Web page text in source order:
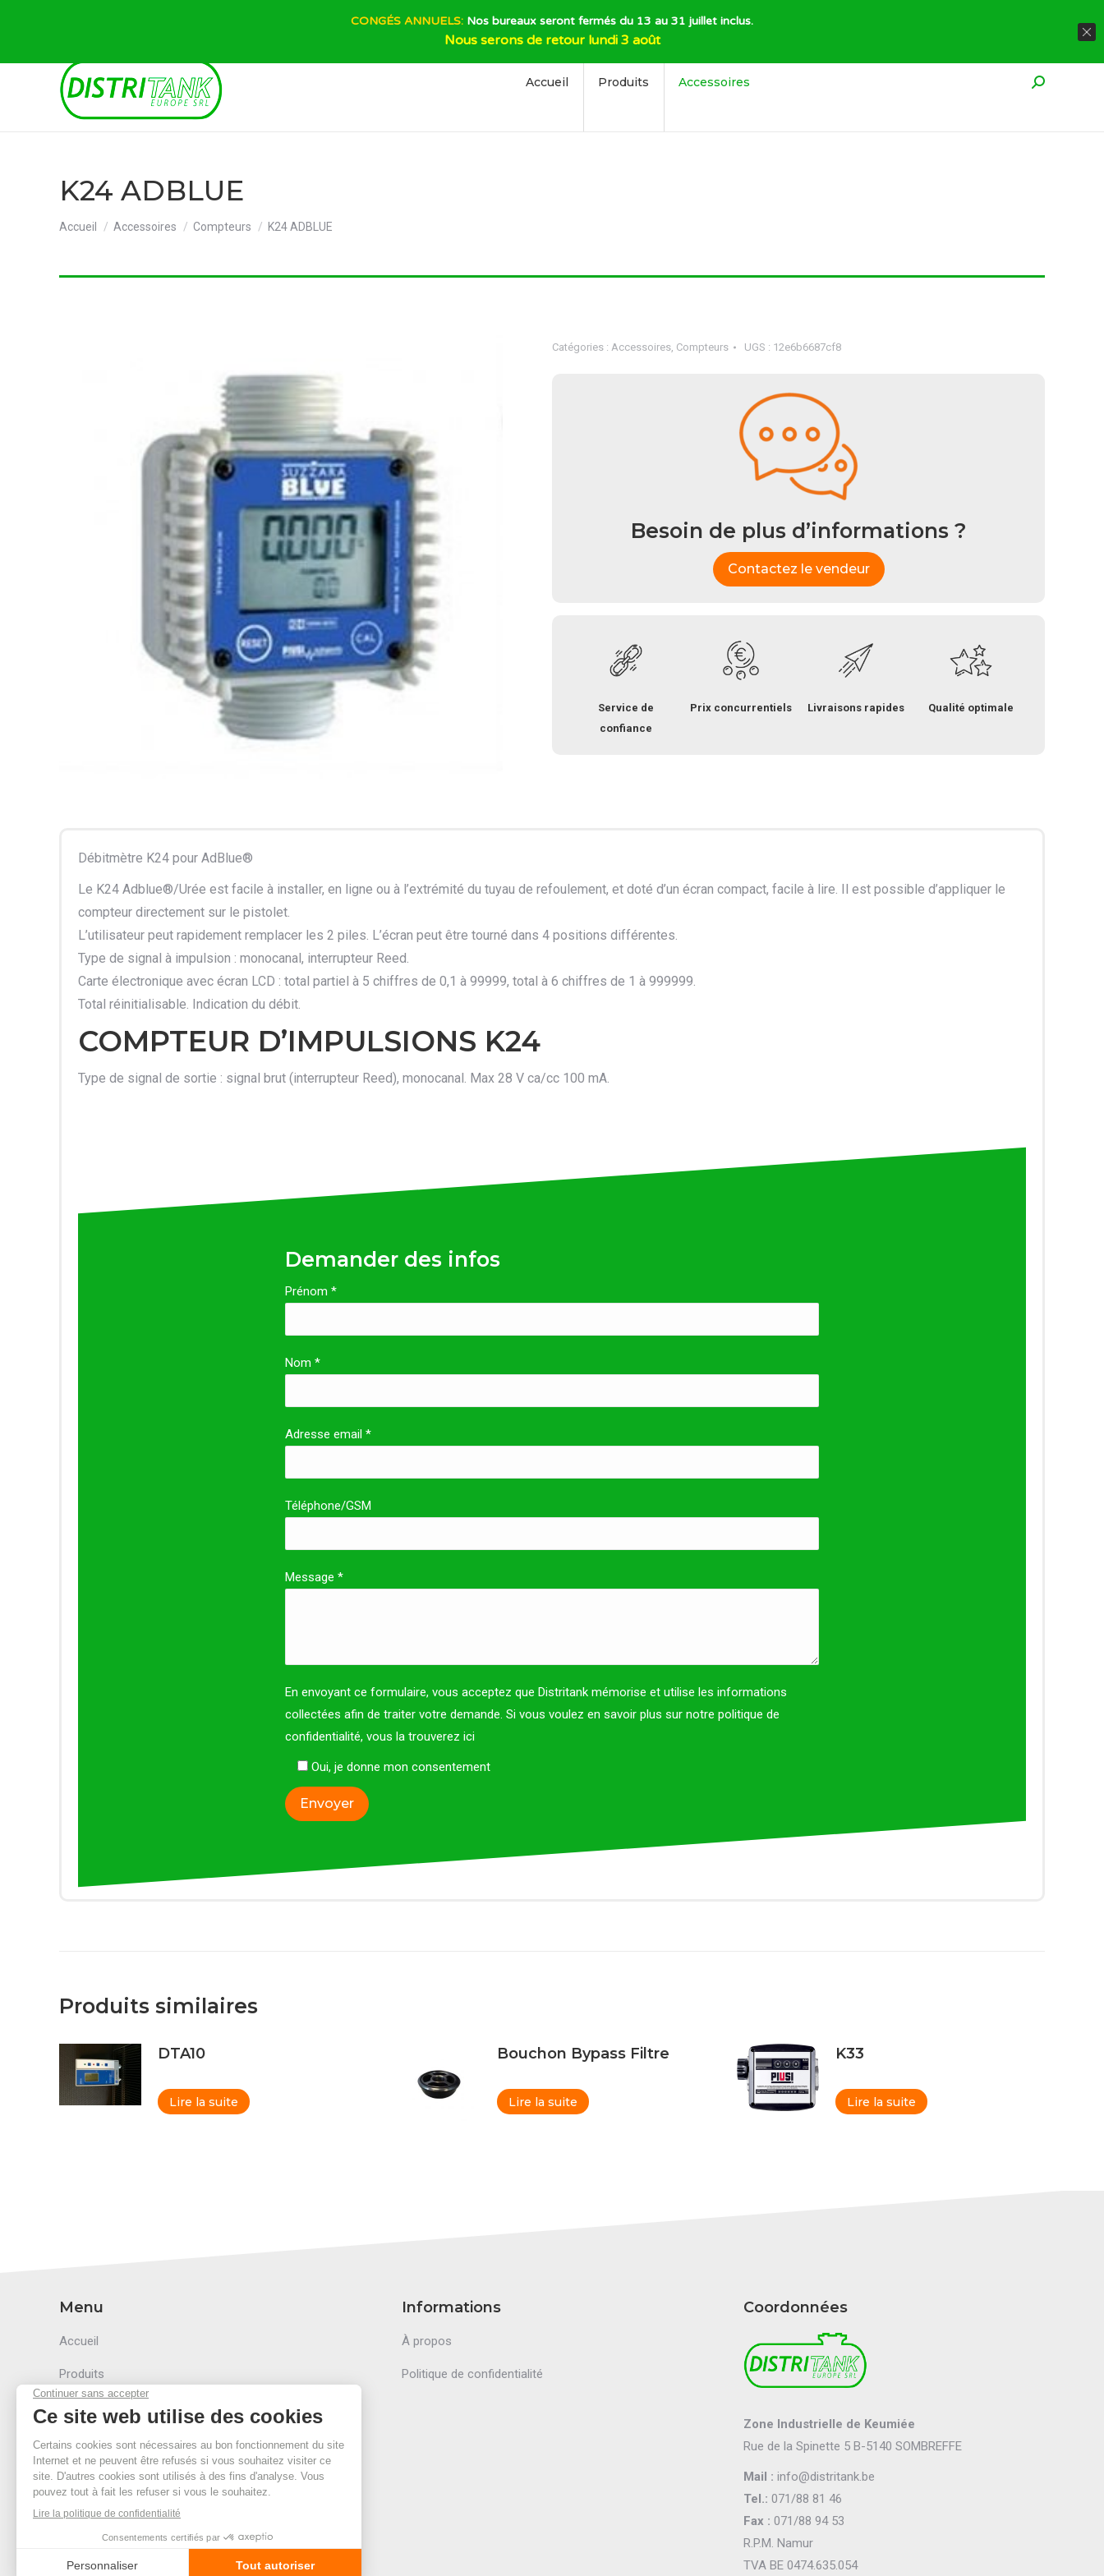
Accueil Produits Accessoires Recherche
K24 ADBLUE
Vous êtes ici :
Accueil Accessoires Compteurs K24 ADBLUE
Catégories : Accessoires, Compteurs UGS : 12e6b6687cf8
Besoin de plus d’informations ?
Contactez le vendeur
Service de
confiance
Prix concurrentiels Livraisons rapides Qualité optimale
Débitmètre K24 pour AdBlue®
Le K24 Adblue®/Urée est facile à installer, en ligne ou à l’extrémité du tuyau de refoulement, et doté d’un écran compact, facile à lire. Il est possible d’appliquer le
compteur directement sur le pistolet.
L’utilisateur peut rapidement remplacer les 2 piles. L’écran peut être tourné dans 4 positions différentes.
Type de signal à impulsion : monocanal, interrupteur Reed.
Carte électronique avec écran LCD : total partiel à 5 chiffres de 0,1 à 99999, total à 6 chiffres de 1 à 999999.
Total réinitialisable. Indication du débit.
COMPTEUR D’IMPULSIONS K24
Type de signal de sortie : signal brut (interrupteur Reed), monocanal. Max 28 V ca/cc 100 mA.
Demander des infos
Prénom *
Nom *
Adresse email *
Téléphone/GSM
Message *
En envoyant ce formulaire, vous acceptez que Distritank mémorise et utilise les informations
collectées afin de traiter votre demande. Si vous voulez en savoir plus sur notre politique de
confidentialité, vous la trouverez ici
Oui, je donne mon consentement
Produits similaires
DTA10
Lire la suite
Bouchon Bypass Filtre
Lire la suite
K33
Lire la suite
Menu
Accueil
Produits
Accessoires
Secteurs
Informations
À propos
Politique de confidentialité
Coordonnées
Zone Industrielle de Keumiée
Rue de la Spinette 5 B-5140 SOMBREFFE
Mail :info@distritank.be
Tel.: 071/88 81 46
Fax : 071/88 94 53
R.P.M. Namur
TVA BE 0474.635.054
CONGÉS ANNUELS: Nos bureaux seront fermés du 13 au 31 juillet inclus.
Nous serons de retour lundi 3 août